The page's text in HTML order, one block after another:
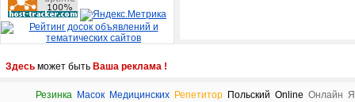
Здесь может быть Ваша реклама !
Резинка Масок Медицинских Репетитор Польский Online Онлайн